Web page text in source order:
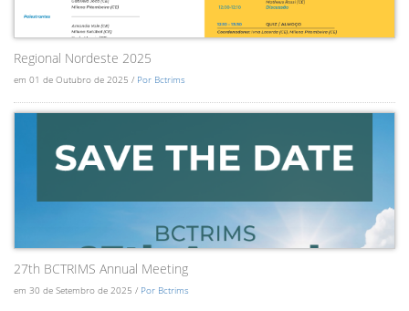
Regional Nordeste 2025
em 01 de Outubro de 2025 / Por Bctrims
27th BCTRIMS Annual Meeting
em 30 de Setembro de 2025 / Por Bctrims